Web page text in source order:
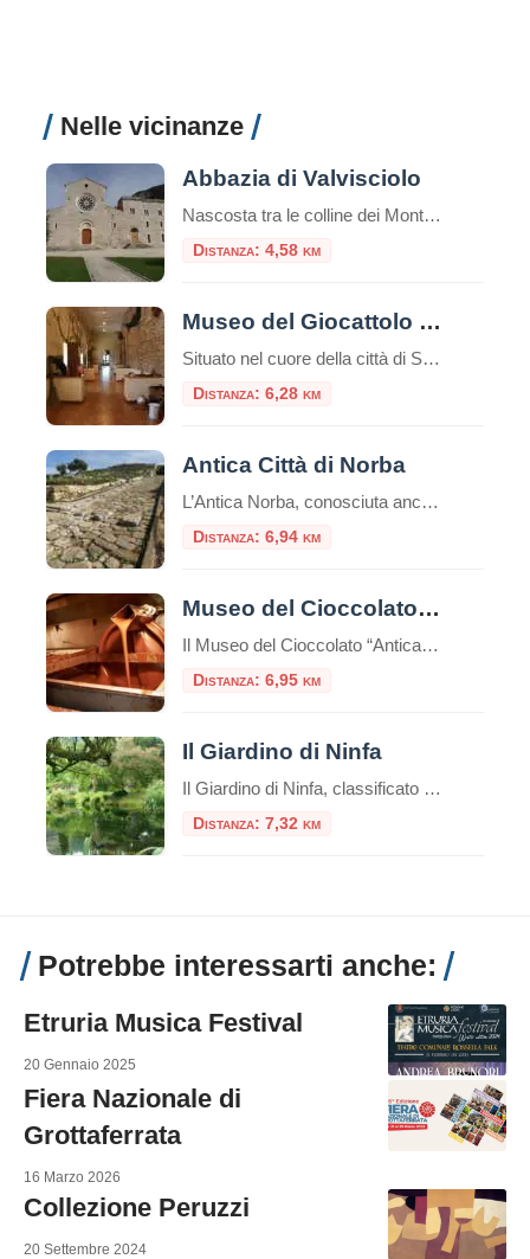
Nelle vicinanze
Abbazia di Valvisciolo
Nascosta tra le colline dei Monti Lepini, a pochi chilometri dal borgo medievale di Sermoneta, sorge l’Abbazia di Valvisciolo, un autentico gioiello di architettura cistercense e un luogo di grande fascino spirituale e storico. Fondata nel XII secolo, questa abbazia è un esempio perfetto dello stile sobrio ed essenziale tipico dei monaci cistercensi, che cercavano […]
Distanza: 4,58 km
Museo del Giocattolo Ludus di Sezze
Situato nel cuore della città di Sezze, il Museo del Giocattolo è una tappa obbligata per famiglie. I musei sono spesso considerati luoghi di conservazione del passato, dove antiche opere d’arte e reperti storici sono esposti per la posterità. Tuttavia, ci sono musei che vanno oltre questa concezione tradizionale e ci immergono in mondi fantastici […]
Distanza: 6,28 km
Antica Città di Norba
L’Antica Norba, conosciuta anche come “Norba Caesarina” o “Nurfa”, è stata un’antica città romana situata nell’odierna regione del Lazio.Fondata durante il IV secolo a.C., Norba occupava una posizione strategica sulle pendici dei Monti Lepini, a breve distanza dall’attuale città di Norma.L’attuale parco archeologico offre la rara possibilità di visitare una città di epoca repubblicana pressoché […]
Distanza: 6,94 km
Museo del Cioccolato di Norma
Il Museo del Cioccolato “Antica Norba” è un museo di Norma, in provincia di Latina.E’ un museo unico nel suo genere che racconta la storia del cibo universalmente considerato più “goloso”. Venne istituito nel 1995 per iniziativa di privati.La storia del Museo del Cioccolato di Norma (LT) inizia nel 1956, quando viene aperta la prima […]
Distanza: 6,95 km
Il Giardino di Ninfa
Il Giardino di Ninfa, classificato tra i primi 10 giardini più belli del mondo, è uno splendido esempio di poesia e di architettura medievale.Circondato dalla natura, da mura e torri, da chiese, monasteri e villaggi, il giardino di Ninfa copre una superficie di circa 105 ettari. Il giardino si trova ai piedi dei monti Lepini, […]
Distanza: 7,32 km
Potrebbe interessarti anche:
Etruria Musica Festival
20 Gennaio 2025
Fiera Nazionale di
Grottaferrata
16 Marzo 2026
Collezione Peruzzi
20 Settembre 2024